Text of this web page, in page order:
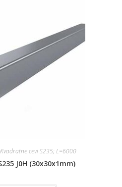
Kvadratne cevi S235; L=6000
J0H (30x30x1mm)